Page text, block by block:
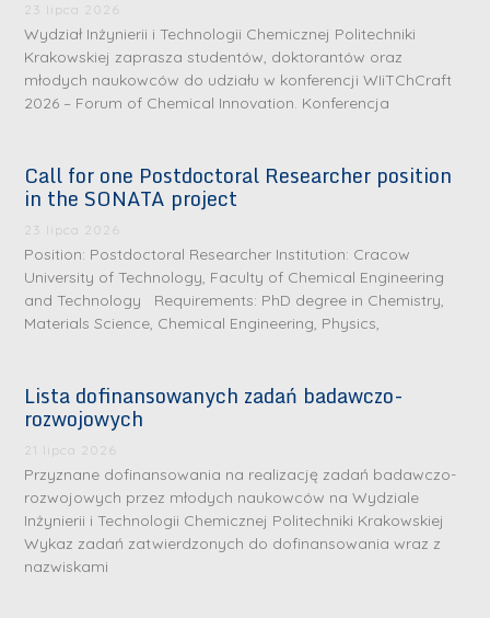
23 lipca 2026
Wydział Inżynierii i Technologii Chemicznej Politechniki
Krakowskiej zaprasza studentów, doktorantów oraz
młodych naukowców do udziału w konferencji WIiTChCraft
2026 – Forum of Chemical Innovation. Konferencja
Call for one Postdoctoral Researcher position
in the SONATA project
23 lipca 2026
Position: Postdoctoral Researcher Institution: Cracow
University of Technology, Faculty of Chemical Engineering
and Technology Requirements: PhD degree in Chemistry,
Materials Science, Chemical Engineering, Physics,
Lista dofinansowanych zadań badawczo-
rozwojowych
21 lipca 2026
Przyznane dofinansowania na realizację zadań badawczo-
rozwojowych przez młodych naukowców na Wydziale
Inżynierii i Technologii Chemicznej Politechniki Krakowskiej
Wykaz zadań zatwierdzonych do dofinansowania wraz z
nazwiskami
S
r
e
b
r
n
D